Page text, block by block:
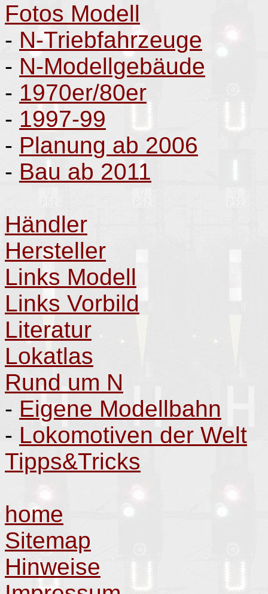
Fotos Modell
- N-Triebfahrzeuge
- N-Modellgebäude
- 1970er/80er
- 1997-99
- Planung ab 2006
- Bau ab 2011
Händler
Hersteller
Links Modell
Links Vorbild
Literatur
Lokatlas
Rund um N
- Eigene Modellbahn
- Lokomotiven der Welt
Tipps&Tricks
home
Sitemap
Hinweise